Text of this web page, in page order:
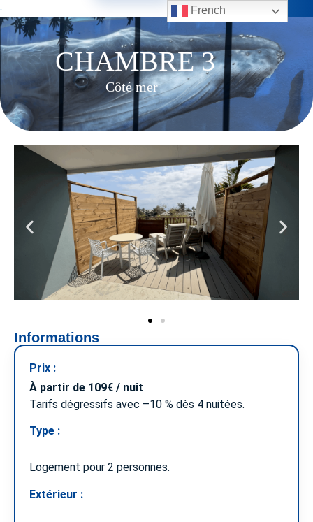
CHAMBRE 3
Côté mer
Informations
Prix :
À partir de 109€ / nuit
Tarifs dégressifs avec –10 % dès 4 nuitées.
Type :
Logement pour 2 personnes.
Extérieur :
French